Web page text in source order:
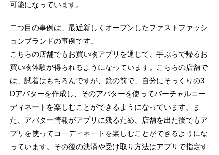
可能になっています。
二つ目の事例は、最近新しくオープンしたファストファッシ
ョンブランドの事例です。
こちらの店舗でもお買い物アプリを通じて、手ぶらで帰るお
買い物体験が得られるようになっています。こちらの店舗で
は、試着はもちろんですが、鏡の前で、自分にそっくりの3
Dアバターを作成し、そのアバターを使ってバーチャルコー
ディネートを楽しむことができるようになっています。ま
た、アバター情報がアプリに残るため、店舗を出た後でもア
プリを使ってコーディネートを楽しむことができるようにな
っています。その後の決済や受け取り方法はアプリで指定す